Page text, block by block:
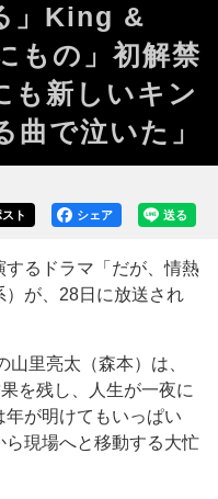
」King &
もの」初解禁
新しいキン
で泣いた」
送る
シェア
スト
るドラマ「だが、情熱
）が、28日に放送され
里亮太（森本）は、
を残し、人生が一夜に
年が明けてもいっぱい
現場へと移動する大忙